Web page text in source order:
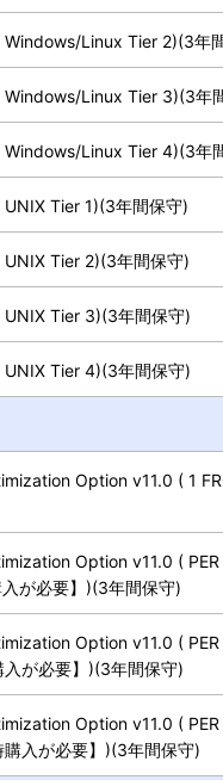
Linux Tier 2)(3年
Linux Tier 3)(3年
Linux Tier 4)(3年
Tier 1)(3年間保守)
Tier 2)(3年間保守)
Tier 3)(3年間保守)
Tier 4)(3年間保守)
Option v11.0 ( 1
Option v11.0 ( PER
が必要】)(3年間保守)
Option v11.0 ( PER
が必要】)(3年間保守)
Option v11.0 ( PER
入が必要】)(3年間保守)